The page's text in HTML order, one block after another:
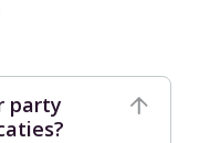
party